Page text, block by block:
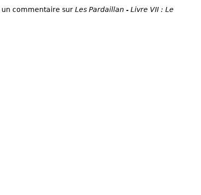
commentaire sur Les Pardaillan - Livre VII : Le